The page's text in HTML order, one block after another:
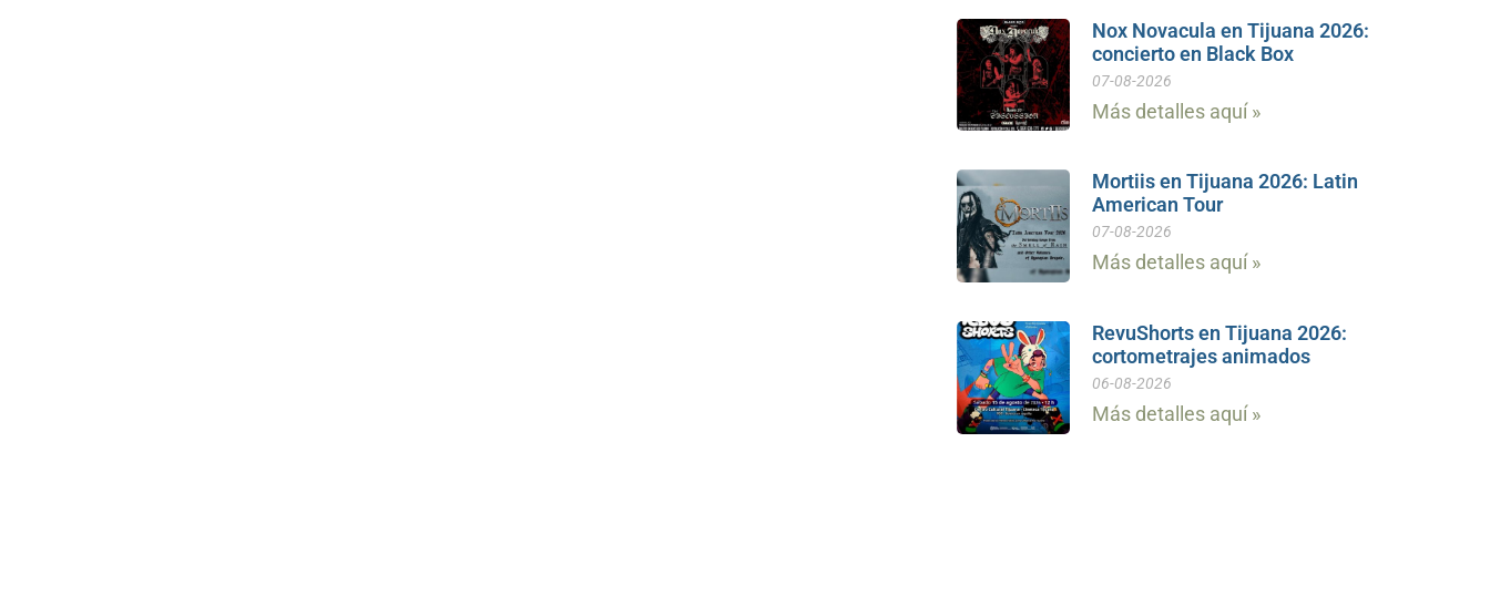
Nox Novacula en Tijuana 2026:
concierto en Black Box
07-08-2026
Más detalles aquí »
Mortiis en Tijuana 2026: Latin
American Tour
07-08-2026
Más detalles aquí »
RevuShorts en Tijuana 2026:
cortometrajes animados
06-08-2026
Más detalles aquí »